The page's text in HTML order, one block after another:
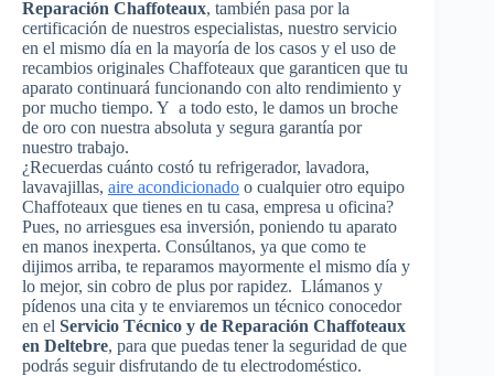
Reparación Chaffoteaux, también pasa por la
certificación de nuestros especialistas, nuestro servicio
en el mismo día en la mayoría de los casos y el uso de
recambios originales Chaffoteaux que garanticen que tu
aparato continuará funcionando con alto rendimiento y
por mucho tiempo. Y a todo esto, le damos un broche
de oro con nuestra absoluta y segura garantía por
nuestro trabajo.
¿Recuerdas cuánto costó tu refrigerador, lavadora,
lavavajillas, aire acondicionado o cualquier otro equipo
Chaffoteaux que tienes en tu casa, empresa u oficina?
Pues, no arriesgues esa inversión, poniendo tu aparato
en manos inexperta. Consúltanos, ya que como te
dijimos arriba, te reparamos mayormente el mismo día y
lo mejor, sin cobro de plus por rapidez. Llámanos y
pídenos una cita y te enviaremos un técnico conocedor
en el Servicio Técnico y de Reparación Chaffoteaux
en Deltebre, para que puedas tener la seguridad de que
podrás seguir disfrutando de tu electrodoméstico.